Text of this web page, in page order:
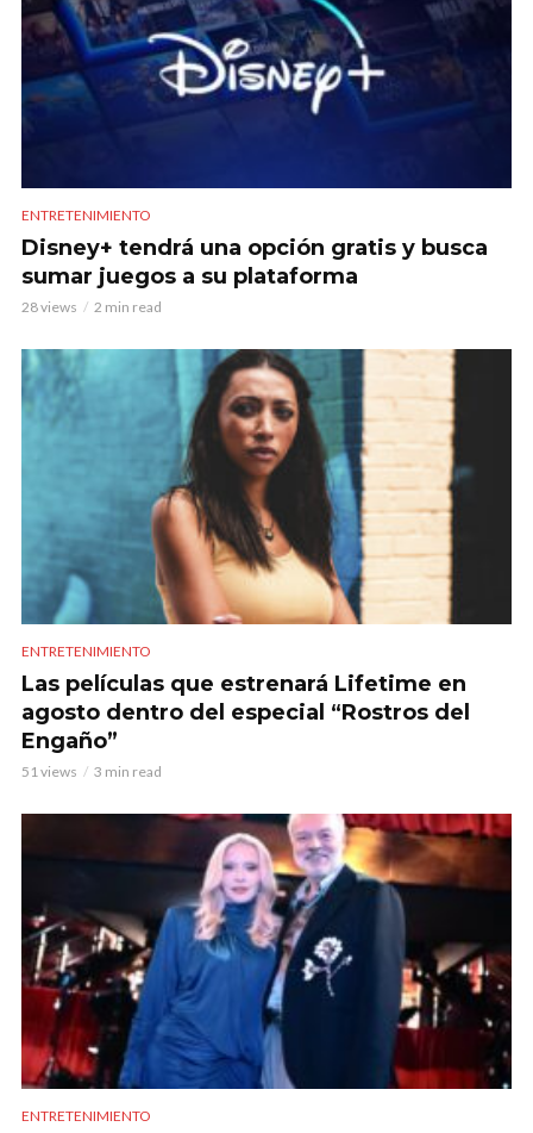
ENTRETENIMIENTO
Disney+ tendrá una opción gratis y busca
sumar juegos a su plataforma
28 views 2 min read
ENTRETENIMIENTO
Las películas que estrenará Lifetime en
agosto dentro del especial “Rostros del
Engaño”
51 views 3 min read
ENTRETENIMIENTO